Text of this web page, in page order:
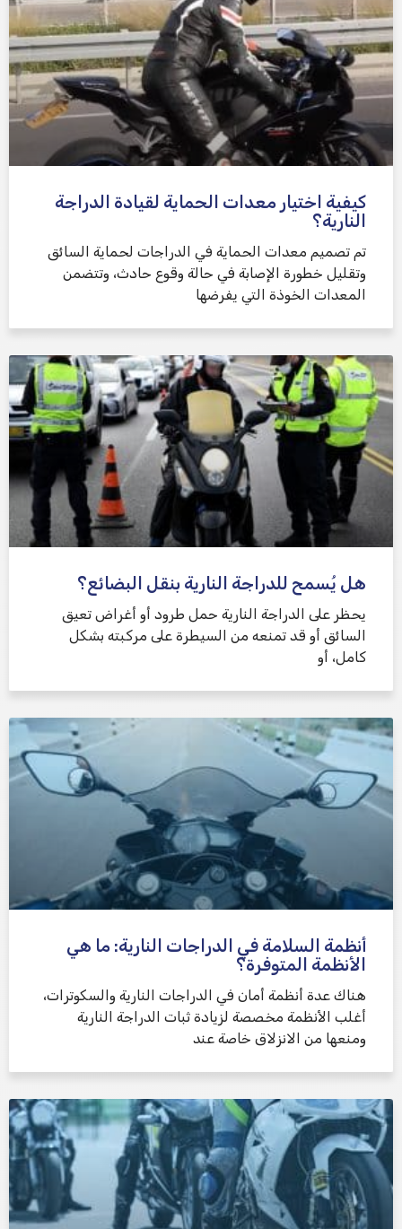
كيفية اختيار معدات الحماية لقيادة الدراجة
النارية؟
تم تصميم معدات الحماية في الدراجات لحماية السائق
وتقليل خطورة الإصابة في حالة وقوع حادث، وتتضمن
المعدات الخوذة التي يفرضها
هل يُسمح للدراجة النارية بنقل البضائع؟
يحظر على الدراجة النارية حمل طرود أو أغراض تعيق
السائق أو قد تمنعه من السيطرة على مركبته بشكل
كامل، أو
أنظمة السلامة في الدراجات النارية: ما هي
الأنظمة المتوفرة؟
هناك عدة أنظمة أمان في الدراجات النارية والسكوترات،
أغلب الأنظمة مخصصة لزيادة ثبات الدراجة النارية
ومنعها من الانزلاق خاصة عند